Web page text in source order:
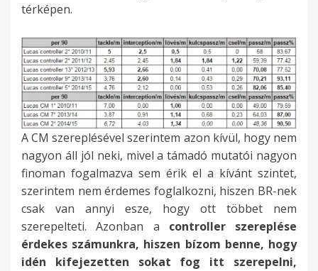
térképen.
A CM szereplésével szerintem azon kívül, hogy nem
nagyon áll jól neki, mivel a támadó mutatói nagyon
finoman fogalmazva sem érik el a kívánt szintet,
szerintem nem érdemes foglalkozni, hiszen BR-nek
csak van annyi esze, hogy ott többet nem
szerepelteti. Azonban a controller szereplése
érdekes számunkra, hiszen bízom benne, hogy
idén kifejezetten sokat fog itt szerepelni,